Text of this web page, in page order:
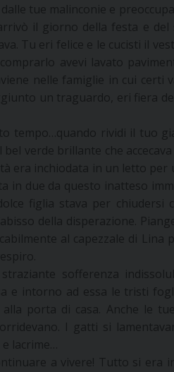
tue malinconie e
il giorno della festa e
Tu eri felice e le cucisti il
avevi lavato
nelle famiglie in cui certi
un traguardo, eri fiera
tempo…quando rividi il tuo
verde brillante che
era inchiodata in un letto per
in due da questo inatteso
figlia stava per chiudersi
della disperazione.
al capezzale di Lina
sofferenza
e intorno ad essa le tristi
porta di casa. Anche le
I gatti si
lacrime…
a vivere! Tutto si era